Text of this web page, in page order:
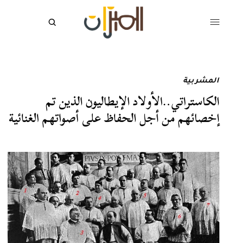
المشربية
الكاستراتي..الأولاد الإيطاليون الذين تم
إخصائهم من أجل الحفاظ على أصواتهم الغنائية